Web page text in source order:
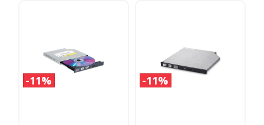
11% 11%